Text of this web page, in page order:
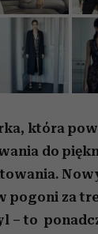
która
do
pogoni za
– to